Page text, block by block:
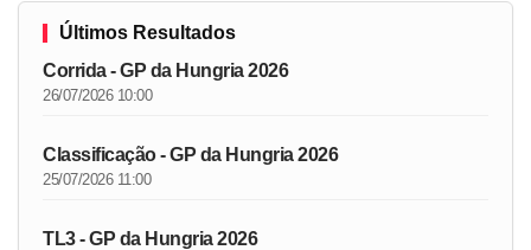
Últimos Resultados
Corrida - GP da Hungria 2026
26/07/2026 10:00
Classificação - GP da Hungria 2026
25/07/2026 11:00
TL3 - GP da Hungria 2026